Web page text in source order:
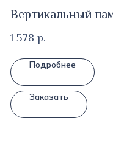
Вертикальный
1 578 р.
Подробнее
Заказать